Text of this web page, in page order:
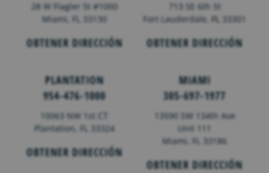
28 W Flagler St #1000
Miami, FL 33130
OBTENER DIRECCIÓN
713 SE 6th St
Fort Lauderdale,FL 33301
OBTENER DIRECCIÓN
PLANTATION
954-476-1000
10063 NW 1st CT
Plantation, FL 33324
OBTENER DIRECCIÓN
MIAMI
305-697-1977
13590 SW 134th Ave
Unit 111
Miami, FL 33186
OBTENER DIRECCIÓN